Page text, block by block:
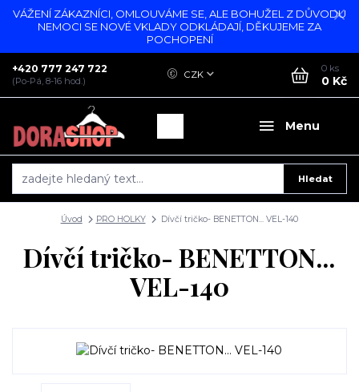
VÁŽENÍ ZÁKAZNÍCI, OMLOUVÁME SE, ALE BOHUŽEL Z DŮVODU
NEMOCI SE NOVÉ VKLADY ODKLÁDAJÍ, DĚKUJEME ZA
POCHOPENÍ
Menu
CZK
Hledat
+420 777 247 722
(Po-Pá, 8-16 hod.)
0 ks
0 Kč
Úvod PRO HOLKY Dívčí tričko- BENETTON... VEL-140
Dívčí tričko- BENETTON...
VEL-140